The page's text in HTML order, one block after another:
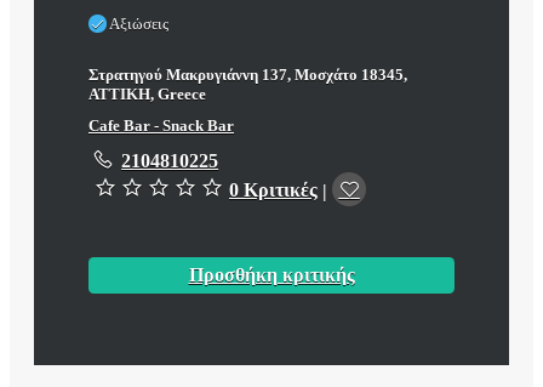
Αξιώσεις
Στρατηγού Μακρυγιάννη 137, Μοσχάτο 18345,
ΑΤΤΙΚΗ, Greece
Cafe Bar - Snack Bar
2104810225
0 Κριτικές |
Προσθήκη κριτικής